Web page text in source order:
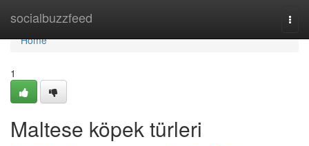
socialbuzzfeed
Home
Home
1
Maltese köpek türleri